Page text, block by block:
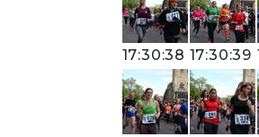
17:30:38 17:30:39